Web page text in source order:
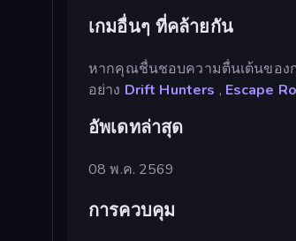
เกมอื่นๆ ที่คล้ายกัน
หากคุณชื่นชอบความตื่นเต้นของ
อย่าง Drift Hunters , Escape
อัพเดทล่าสุด
08 พ.ค. 2569
การควบคุม